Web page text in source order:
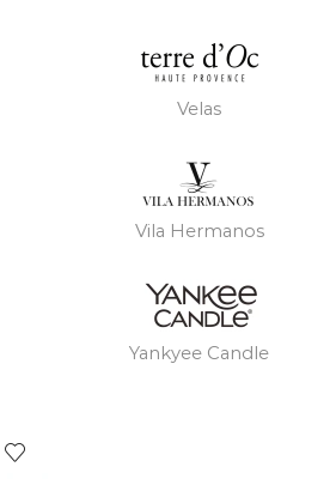
Velas
Vila Hermanos
Yankyee Candle